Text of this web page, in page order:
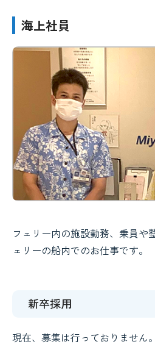
海上社員
フェリー内の施設勤務、乗員や
ェリーの船内でのお仕事です。
新卒採用
現在、募集は行っておりません。